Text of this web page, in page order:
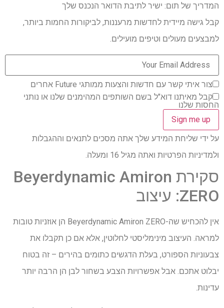
המדריך של תום: ישיר לתיבת הדואר הנכנס שלך
קבל גישה מיידית לחדשות מרעננות, לביקורות החמות ביותר,
למבצעים מעולים וטיפים מועילים.
צור איתי קשר עם חדשות והצעות ממותגי Future אחרים
קבל מאיתנו דוא"ל בשם השותפים המהימנים שלנו או נותני
החסות שלנו
על ידי שליחת המידע שלך אתה מסכים לתנאים וההגבלות
ולמדיניות הפרטיות ואתה מגיל 16 ומעלה.
סקירת Beyerdynamic Amiron
ZERO: עיצוב
אין להכחיש שה-Beyerdynamic Amiron ZERO הן אוזניות טובות
למראה. העיצוב מינימליסטי לחלוטין, אלא אם כן תקבלו את
צבעוניות הספורט, בעלת הדגשים כתומים בהירים – זה בטוח
יבלוט אתכם. אבל אפשרויות הצבע בשחור לבן הן הרבה יותר
עדינות.